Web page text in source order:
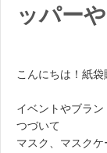
ッパー
こんにちは！紙袋
イベントやブラ
つづいて
マスク、マスク